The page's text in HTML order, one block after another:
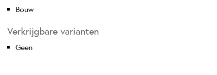
Bouw
Verkrijgbare varianten
Geen